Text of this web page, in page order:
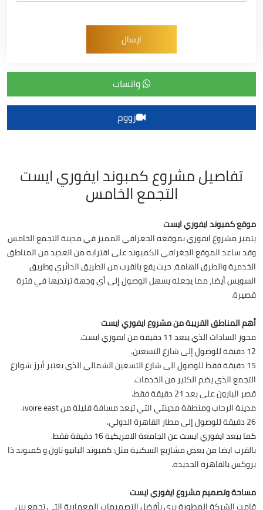
واتساب
زووم
تفاصيل مشروع كمبوند ايفوري ايست
التجمع الخامس
موقع كمبوند ايفوري ايست
يتميز مشروع ايفوري بموقعه الجغرافي المميز في مدينة التجمع الخامس
وقد ساعد الموقع الجغرافي الكمبوند على اقترابه من العديد من المناطق
الخدمية والطرق الهامة، حيث يقع بالقرب من الطريق الدائري وطريق
السويس أيضا، مما يجعله يسهل الوصول إلى أي وجهة ترتديها في فترة
قصيرة.
أهم المناطق القريبة من مشروع ايفوري ايست
محور السادات الذي يبعد 11 دقيقة من ايفوري ايست.
12 دقيقة للوصول إلى شارع التسعين.
15 دقيقة فقط للوصول الى شارع التسعين الشمالي الذي يعتبر أبرز شوارع
التجمع الذي يضم الكثير من الخدمات.
قصر البارون على بعد 21 دقيقة فقط.
مدينة الرحاب ومنطقة مدينتي التي تبعد مسافة قليلة من ivoire east.
26 دقيقة للوصول إلى مطار القاهرة الدولي.
كما يبعد ايفوري ايست عن الجامعة الامريكية 16 دقيقة فقط.
بالقرب ايضا من بعض مشاريع السكنية مثل: كمبوند الباتيو تاون و كمبوند ذا
بروكس بالقاهرة الجديدة.
مساحة وتصميم مشروع ايفوري ايست
قامت الشركة المطورة بري بأفضل التصميمات المعمارية التي تجمع بين